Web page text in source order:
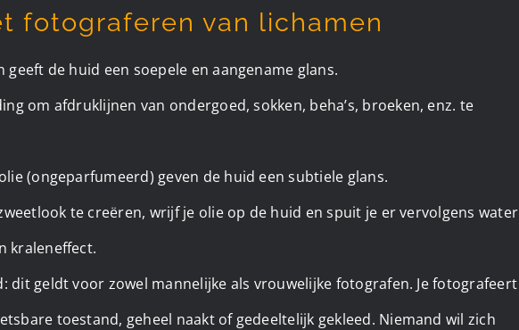
fotograferen van lichamen
geeft de huid een soepele en aangename glans.
om afdruklijnen van ondergoed, sokken, beha’s, broeken, enz. te
(ongeparfumeerd) geven de huid een subtiele glans.
te creëren, wrijf je olie op de huid en spuit je er vervolgens water
kraleneffect.
dit geldt voor zowel mannelijke als vrouwelijke fotografen. Je fotografeert
toestand, geheel naakt of gedeeltelijk gekleed. Niemand wil zich